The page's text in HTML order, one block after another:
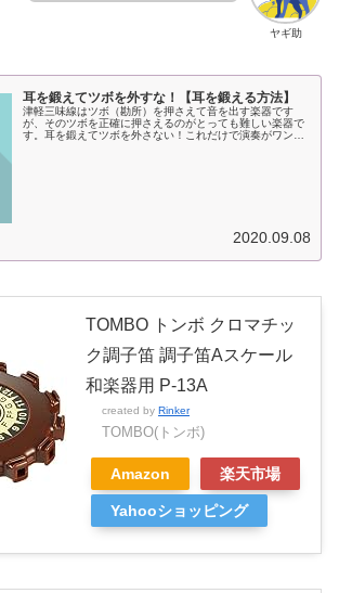
ヤギ助
耳を鍛えてツボを外すな！【耳を鍛える方法】
津軽三味線はツボ（勘所）を押さえて音を出す楽器です
が、そのツボを正確に押さえるのがとっても難しい楽器で
す。耳を鍛えてツボを外さない！これだけで演奏がワンラ
2020.09.08
TOMBO トンボ クロマチッ
ク調子笛 調子笛Aスケール
和楽器用 P-13A
created by Rinker
TOMBO(トンボ)
Amazon 楽天市場
Yahooショッピング